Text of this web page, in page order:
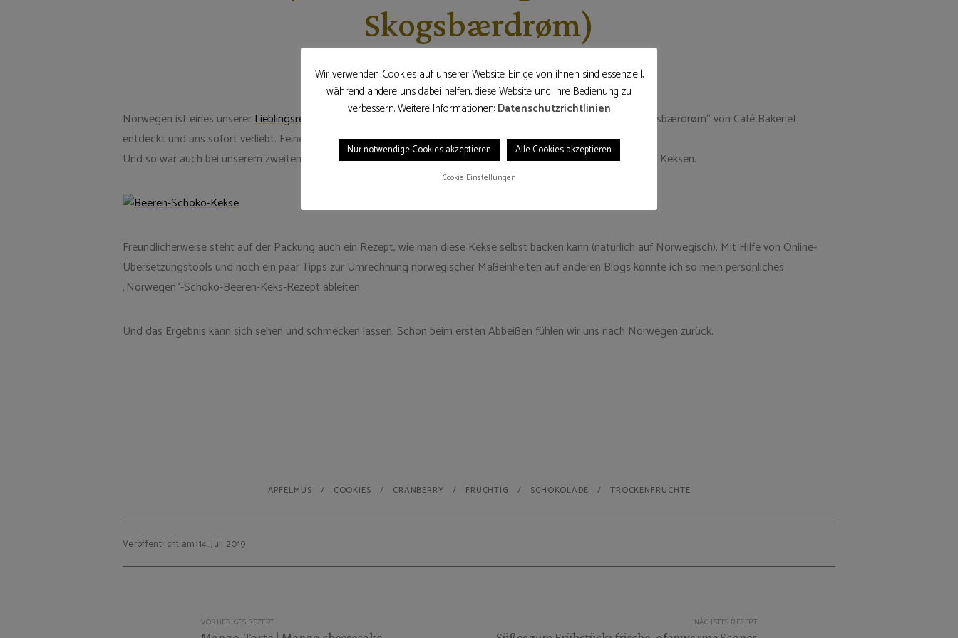
Skogsbærdrøm)
14. Juli 2019
Norwegen ist eines unsererLieblingsreiseziele
. Bei unserem ersten Supermarkt Besuch haben wir die Kekse „Skogsbærdrøm“ von Café Bakeriet
entdeckt und uns sofort verliebt. Feiner Mürbeteig mit intensivem Fruchtgeschmack – das bleibt in Erinnerung.
Und so war auch bei unserem zweiten Norwegenbesuch das erste im Supermarkt die Suche nach diesen leckeren Keksen.
Freundlicherweise steht auf der Packung auch ein Rezept, wie man diese Kekse selbst backen kann (natürlich auf Norwegisch). Mit Hilfe von Online-
Übersetzungstools und noch ein paar Tipps zur Umrechnung norwegischer Maßeinheiten auf anderen Blogs konnte ich so mein persönliches
„Norwegen“-Schoko-Beeren-Keks-Rezept ableiten.
Und das Ergebnis kann sich sehen und schmecken lassen. Schon beim ersten Abbeißen fühlen wir uns nach Norwegen zurück.
APFELMUS COOKIES CRANBERRY FRUCHTIG SCHOKOLADE TROCKENFRÜCHTE
Veröffentlicht am: 14. Juli 2019
VORHERIGES REZEPT NÄCHSTES REZEPT
Wir verwenden Cookies auf unserer Website. Einige von ihnen sind essenziell,
während andere uns dabei helfen, diese Website und Ihre Bedienung zu
verbessern. Weitere Informationen:Datenschutzrichtlinien
Nur notwendige Cookies akzeptieren Alle Cookies akzeptieren
Cookie Einstellungen